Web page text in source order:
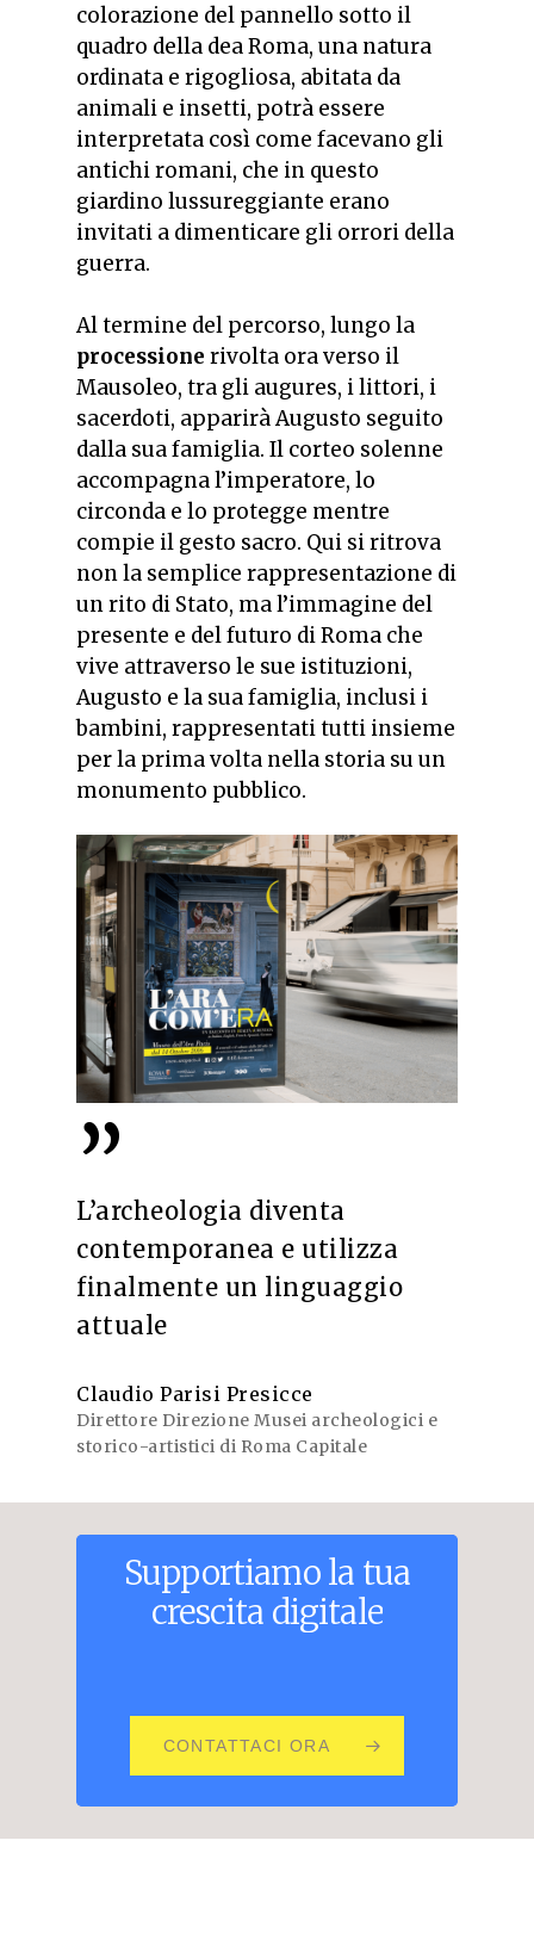
colorazione del pannello sotto il
quadro della dea Roma, una natura
ordinata e rigogliosa, abitata da
animali e insetti, potrà essere
interpretata così come facevano gli
antichi romani, che in questo
giardino lussureggiante erano
invitati a dimenticare gli orrori della
guerra.
Al termine del percorso, lungo la
processione rivolta ora verso il
Mausoleo, tra gli augures, i littori, i
sacerdoti, apparirà Augusto seguito
dalla sua famiglia. Il corteo solenne
accompagna l’imperatore, lo
circonda e lo protegge mentre
compie il gesto sacro. Qui si ritrova
non la semplice rappresentazione di
un rito di Stato, ma l’immagine del
presente e del futuro di Roma che
vive attraverso le sue istituzioni,
Augusto e la sua famiglia, inclusi i
bambini, rappresentati tutti insieme
per la prima volta nella storia su un
monumento pubblico.
”
L’archeologia diventa
contemporanea e utilizza
finalmente un linguaggio
attuale
Claudio Parisi Presicce
Direttore Direzione Musei archeologici e
storico-artistici di Roma Capitale
Supportiamo la tua
crescita digitale
CONTATTACI ORA